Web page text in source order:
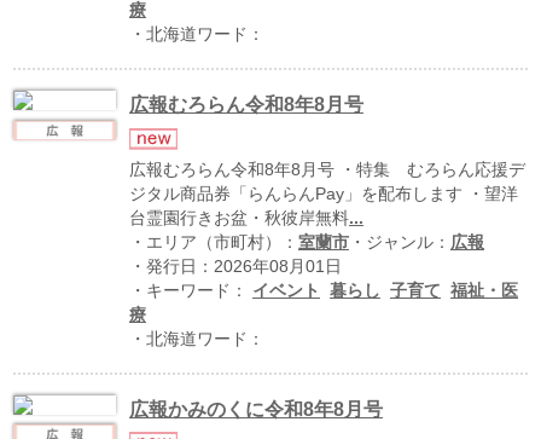
療
・北海道ワード：
広報むろらん令和8年8月号
広報むろらん令和8年8月号 ・特集 むろらん応援デ
ジタル商品券「らんらんPay」を配布します ・望洋
台霊園行きお盆・秋彼岸無料...
・エリア（市町村）： 室蘭市・ジャンル： 広報
・発行日：2026年08月01日
・キーワード： イベント 暮らし 子育て 福祉・医
療
・北海道ワード：
広報かみのくに令和8年8月号
hokkaido ebooksとは
運営会社
ご利用ガイド
個人情報保護方針
動作環境
プライバシーポリシー（配信アプリ